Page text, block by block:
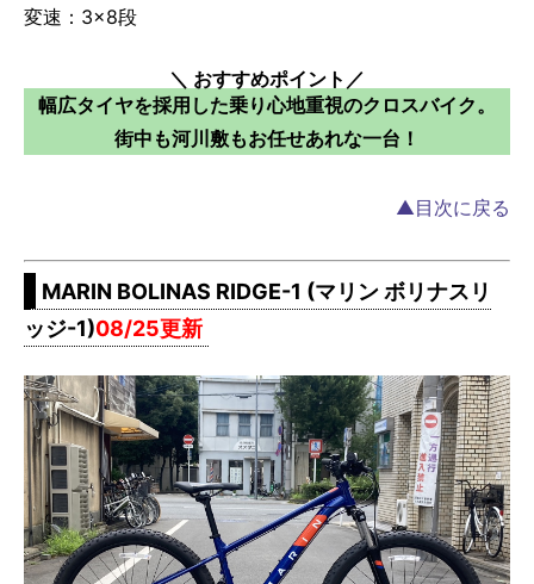
変速：3×8段
＼ おすすめポイント／
幅広タイヤを採用した乗り心地重視のクロスバイク。
街中も河川敷もお任せあれな一台！
▲目次に戻る
MARIN BOLINAS RIDGE-1 (マリン ボリナスリ
ッジ-1)08/25更新